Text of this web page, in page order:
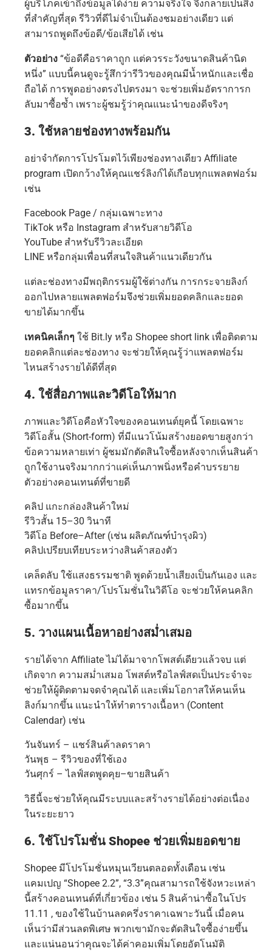
ผู้บริโภคเข้าถึงข้อมูลได้ง่าย ความจริงใจ จึงกลายเป็นสิ่ง
ที่สำคัญที่สุด รีวิวที่ดีไม่จำเป็นต้องชมอย่างเดียว แต่
สามารถพูดถึงข้อดี/ข้อเสียได้ เช่น
ตัวอย่าง “ข้อดีคือราคาถูก แต่ควรระวังขนาดสินค้านิด
หนึ่ง” แบบนี้คนดูจะรู้สึกว่ารีวิวของคุณมีน้ำหนักและเชื่อ
ถือได้ การพูดอย่างตรงไปตรงมา จะช่วยเพิ่มอัตราการก
ลับมาซื้อซ้ำ เพราะผู้ชมรู้ว่าคุณแนะนำของดีจริงๆ
3. ใช้หลายช่องทางพร้อมกัน
อย่าจำกัดการโปรโมตไว้เพียงช่องทางเดียว Affiliate
program เปิดกว้างให้คุณแชร์ลิงก์ได้เกือบทุกแพลตฟอร์ม
เช่น
Facebook Page / กลุ่มเฉพาะทาง
TikTok หรือ Instagram สำหรับสายวิดีโอ
YouTube สำหรับรีวิวละเอียด
LINE หรือกลุ่มเพื่อนที่สนใจสินค้าแนวเดียวกัน
แต่ละช่องทางมีพฤติกรรมผู้ใช้ต่างกัน การกระจายลิงก์
ออกไปหลายแพลตฟอร์มจึงช่วยเพิ่มยอดคลิกและยอด
ขายได้มากขึ้น
เทคนิคเล็กๆ ใช้ Bit.ly หรือ Shopee short link เพื่อติดตาม
ยอดคลิกแต่ละช่องทาง จะช่วยให้คุณรู้ว่าแพลตฟอร์ม
ไหนสร้างรายได้ดีที่สุด
4. ใช้สื่อภาพและวิดีโอให้มาก
ภาพและวิดีโอคือหัวใจของคอนเทนต์ยุคนี้ โดยเฉพาะ
วิดีโอสั้น (Short-form) ที่มีแนวโน้มสร้างยอดขายสูงกว่า
ข้อความหลายเท่า ผู้ชมมักตัดสินใจซื้อหลังจากเห็นสินค้า
ถูกใช้งานจริงมากกว่าแค่เห็นภาพนิ่งหรือคำบรรยาย
ตัวอย่างคอนเทนต์ที่ขายดี
คลิป แกะกล่องสินค้าใหม่
รีวิวสั้น 15–30 วินาที
วิดีโอ Before–After (เช่น ผลิตภัณฑ์บำรุงผิว)
คลิปเปรียบเทียบระหว่างสินค้าสองตัว
เคล็ดลับ ใช้แสงธรรมชาติ พูดด้วยน้ำเสียงเป็นกันเอง และ
แทรกข้อมูลราคา/โปรโมชั่นในวิดีโอ จะช่วยให้คนคลิก
ซื้อมากขึ้น
5. วางแผนเนื้อหาอย่างสม่ำเสมอ
รายได้จาก Affiliate ไม่ได้มาจากโพสต์เดียวแล้วจบ แต่
เกิดจาก ความสม่ำเสมอ โพสต์หรือไลฟ์สดเป็นประจำจะ
ช่วยให้ผู้ติดตามจดจำคุณได้ และเพิ่มโอกาสให้คนเห็น
ลิงก์มากขึ้น แนะนำให้ทำตารางเนื้อหา (Content
Calendar) เช่น
วันจันทร์ – แชร์สินค้าลดราคา
วันพุธ – รีวิวของที่ใช้เอง
วันศุกร์ – ไลฟ์สดพูดคุย–ขายสินค้า
วิธีนี้จะช่วยให้คุณมีระบบและสร้างรายได้อย่างต่อเนื่อง
ในระยะยาว
6. ใช้โปรโมชั่น Shopee ช่วยเพิ่มยอดขาย
Shopee มีโปรโมชั่นหมุนเวียนตลอดทั้งเดือน เช่น
แคมเปญ “Shopee 2.2”, “3.3”คุณสามารถใช้จังหวะเหล่า
นี้สร้างคอนเทนต์ที่เกี่ยวข้อง เช่น 5 สินค้าน่าซื้อในโปร
11.11 , ของใช้ในบ้านลดครึ่งราคาเฉพาะวันนี้ เมื่อคน
เห็นว่ามีส่วนลดพิเศษ พวกเขามักจะตัดสินใจซื้อง่ายขึ้น
และแน่นอนว่าคุณจะได้ค่าคอมเพิ่มโดยอัตโนมัติ